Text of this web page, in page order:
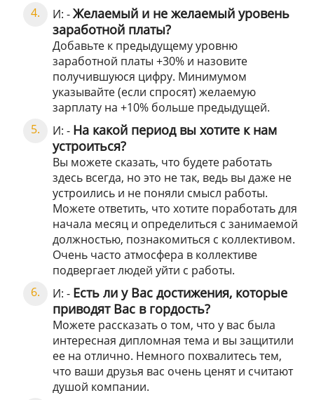
И: -Желаемый и не желаемый уровень
заработной платы?
Добавьте к предыдущему уровню
заработной платы +30% и назовите
получившуюся цифру. Минимумом
указывайте (если спросят) желаемую
зарплату на +10% больше предыдущей.
И: - На какой период вы хотите к нам
устроиться?
Вы можете сказать, что будете работать
здесь всегда, но это не так, ведь вы даже не
устроились и не поняли смысл работы.
Можете ответить, что хотите поработать для
начала месяц и определиться с занимаемой
должностью, познакомиться с коллективом.
Очень часто атмосфера в коллективе
подвергает людей уйти с работы.
И: - Есть ли у Вас достижения, которые
приводят Вас в гордость?
Можете рассказать о том, что у вас была
интересная дипломная тема и вы защитили
ее на отлично. Немного похвалитесь тем,
что ваши друзья вас очень ценят и считают
душой компании.